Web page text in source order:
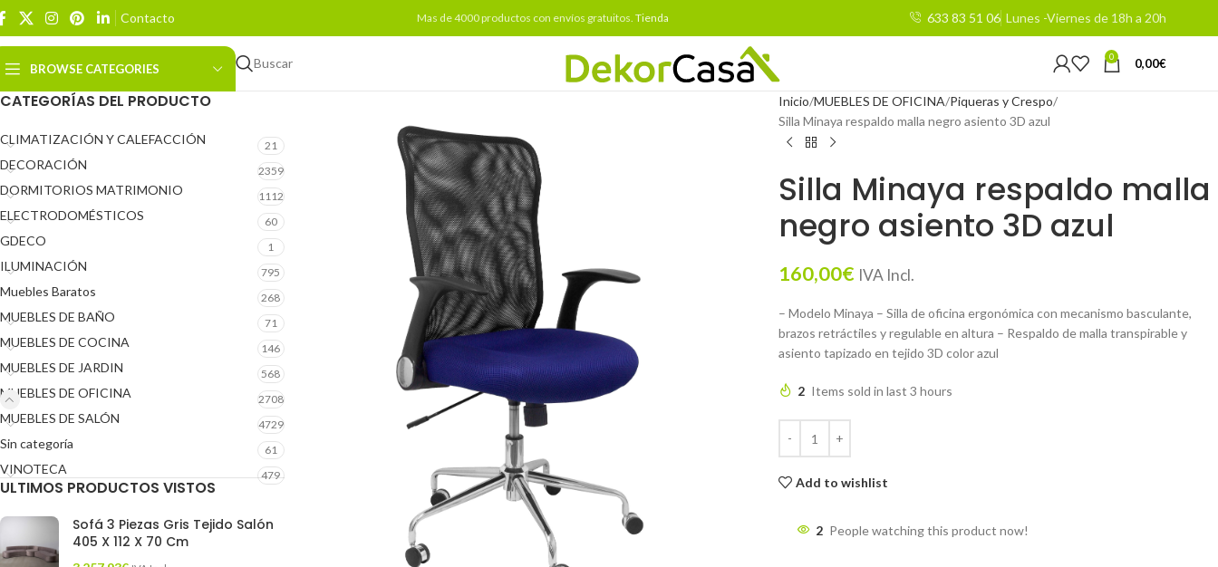
Contacto Mas de 4000 productos con envíos gratuitos. Tienda 633 83 51 06 Lunes -Viernes de 18h a 20h
BROWSE CATEGORIES Buscar 0 0,00€
CATEGORÍAS DEL PRODUCTO
CLIMATIZACIÓN Y CALEFACCIÓN 21
DECORACIÓN 2359
DORMITORIOS MATRIMONIO 1112
ELECTRODOMÉSTICOS 60
GDECO 1
ILUMINACIÓN 795
Muebles Baratos 268
MUEBLES DE BAÑO 71
MUEBLES DE COCINA 146
MUEBLES DE JARDIN 568
MUEBLES DE OFICINA 2708
MUEBLES DE SALÓN 4729
Sin categoría 61
VINOTECA 479
ULTIMOS PRODUCTOS VISTOS
Sofá 3 Piezas Gris Tejido Salón
405 X 112 X 70 Cm
Inicio MUEBLES DE OFICINA Piqueras y Crespo
Silla Minaya respaldo malla negro asiento 3D azul
Silla Minaya respaldo malla
negro asiento 3D azul
160,00€ IVA Incl.
– Modelo Minaya – Silla de oficina ergonómica con mecanismo basculante,
brazos retráctiles y regulable en altura – Respaldo de malla transpirable y
asiento tapizado en tejido 3D color azul
2 Items sold in last 3 hours
Add to wishlist
2 People watching this product now!